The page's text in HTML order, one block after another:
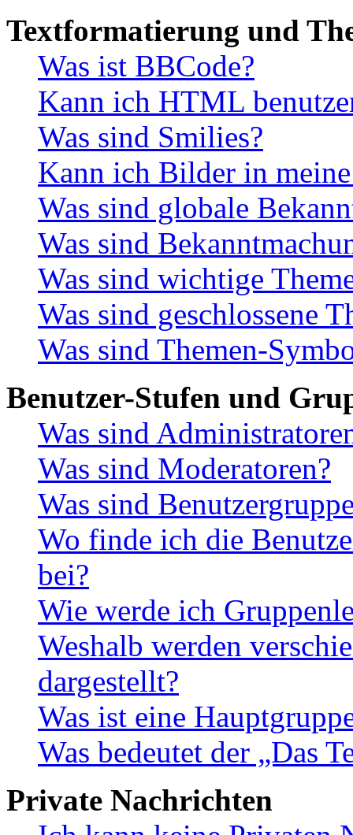
Textformatierung und
Was ist BBCode?
Kann ich HTML
Was sind Smilies?
Kann ich Bilder in
Was sind globale
Was sind
Was sind wichtige
Was sind geschlossene
Was sind Themen-
Benutzer-Stufen und
Was sind
Was sind Moderatoren?
Was sind
Wo finde ich die
bei?
Wie werde ich
Weshalb werden
dargestellt?
Was ist eine
Was bedeutet der „Das
Private Nachrichten